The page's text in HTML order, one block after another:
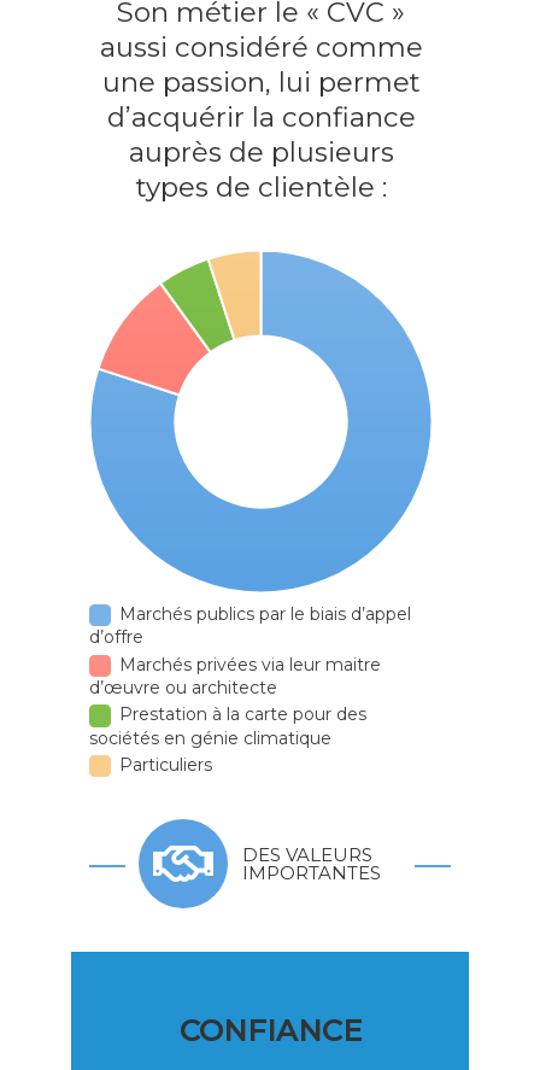
Son métier le « CVC »
aussi considéré comme
une passion, lui permet
d’acquérir la confiance
auprès de plusieurs
types de clientèle :
Marchés publics par le biais d’appel
d’offre
Marchés privées via leur maitre
d’œuvre ou architecte
Prestation à la carte pour des
sociétés en génie climatique
Particuliers
DES VALEURS
IMPORTANTES
CONFIANCE